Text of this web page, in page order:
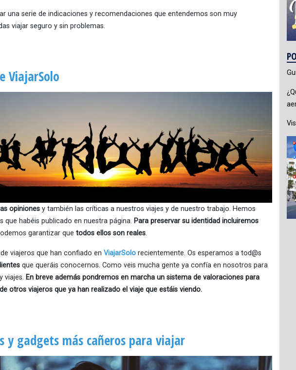
una serie de indicaciones y recomendaciones que entendemos son muy
viajar seguro y sin problemas.
ViajarSolo
opiniones y también las críticas a nuestros viajes y de nuestro trabajo. Hemos
que habéis publicado en nuestra página. Para preservar su identidad incluiremos
garantizar que todos ellos son reales.
viajeros que han confiado en ViajarSolo recientemente. Os esperamos a tod@s
que queráis conocernos. Como veis mucha gente ya confía en nosotros para
viajes. En breve además pondremos en marcha un sistema de valoraciones para
otros viajeros que ya han realizado el viaje que estáis viendo.
y gadgets más cañeros para viajar